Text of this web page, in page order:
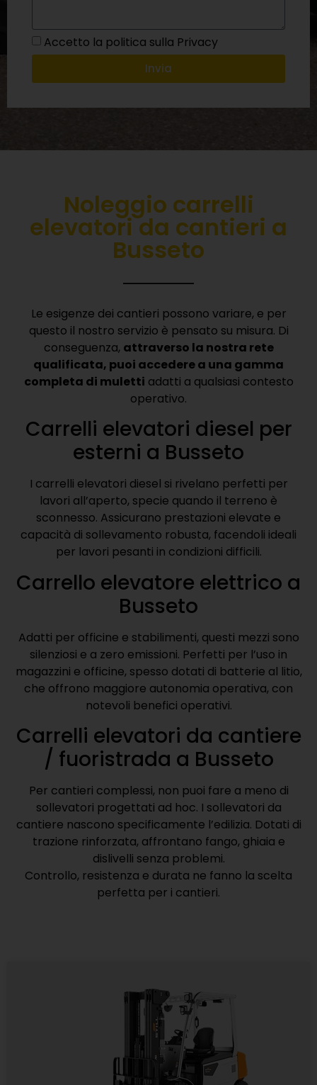
Accetto la politica sulla Privacy
Invia
Noleggio carrelli
elevatori da cantieri a
Busseto
Le esigenze dei cantieri possono variare, e per
questo il nostro servizio è pensato su misura. Di
conseguenza, attraverso la nostra rete
qualificata, puoi accedere a una gamma
completa di muletti adatti a qualsiasi contesto
operativo.
Carrelli elevatori diesel per
esterni a Busseto
I carrelli elevatori diesel si rivelano perfetti per
lavori all’aperto, specie quando il terreno è
sconnesso. Assicurano prestazioni elevate e
capacità di sollevamento robusta, facendoli ideali
per lavori pesanti in condizioni difficili.
Carrello elevatore elettrico a
Busseto
Adatti per officine e stabilimenti, questi mezzi sono
silenziosi e a zero emissioni. Perfetti per l’uso in
magazzini e officine, spesso dotati di batterie al litio,
che offrono maggiore autonomia operativa, con
notevoli benefici operativi.
Carrelli elevatori da cantiere
/ fuoristrada a Busseto
Per cantieri complessi, non puoi fare a meno di
sollevatori progettati ad hoc. I sollevatori da
cantiere nascono specificamente l’edilizia. Dotati di
trazione rinforzata, affrontano fango, ghiaia e
dislivelli senza problemi.
Controllo, resistenza e durata ne fanno la scelta
perfetta per i cantieri.